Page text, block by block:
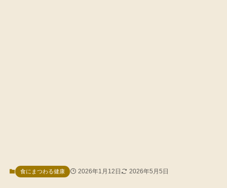
食にまつわる健康 2026年1月12日 2026年5月5日